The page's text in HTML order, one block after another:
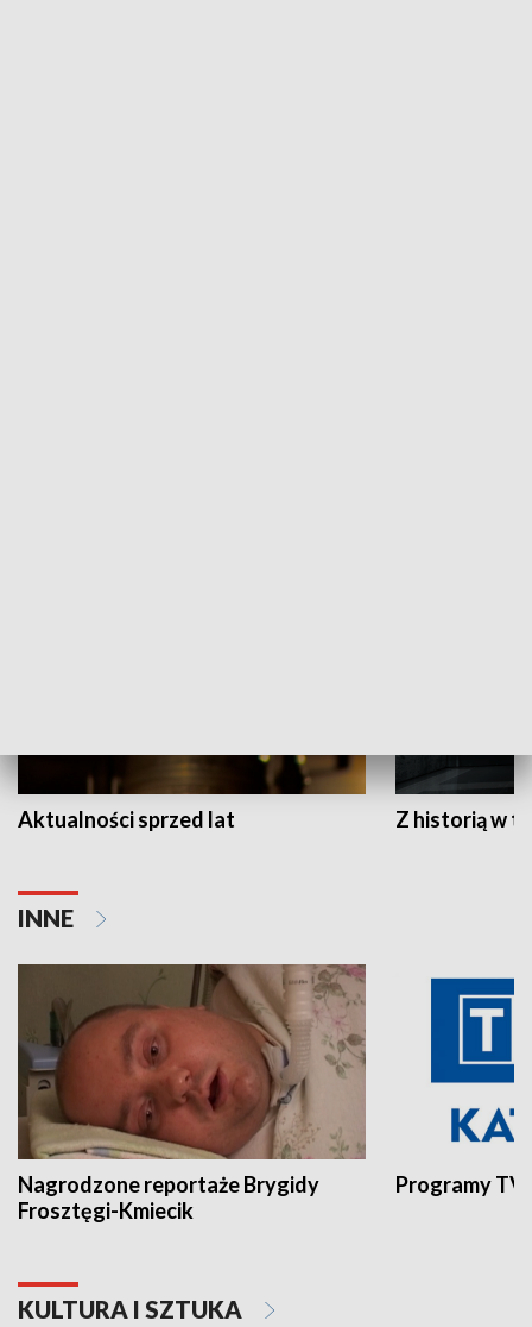
Aktualności sprzed lat Z historią w
INNE
Nagrodzone reportaże Brygidy
Frosztęgi-Kmiecik
Programy
KULTURA I SZTUKA